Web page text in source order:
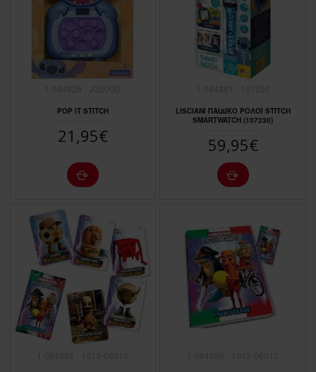
POP IT STITCH
21,95€
LISCIANI ΠΑΙΔΙΚΟ ΡΟΛΟΪ STITCH
SMARTWATCH (107230)
59,95€